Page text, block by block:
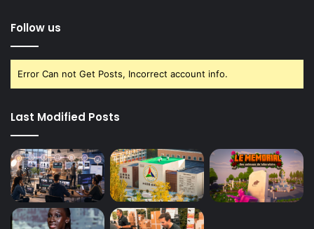
Follow us
Error Can not Get Posts, Incorrect account info.
Last Modified Posts